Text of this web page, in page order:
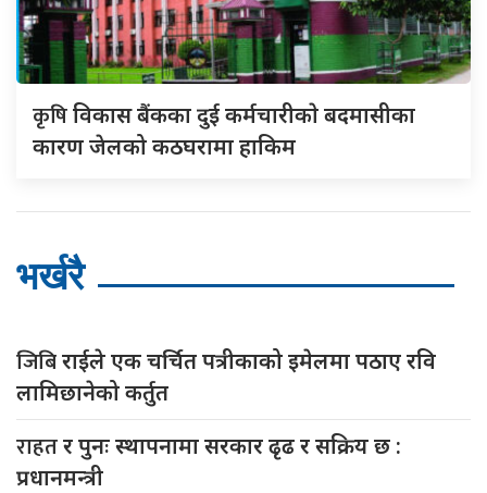
कृषिविकास बैंकका दुई कर्मचारीकाे बदमासीका
कारण जेलको कठघरामा हाकिम
भर्खरै
जिबिराईले एक चर्चित पत्रीकाको इमेलमा पठाए रवि
लामिछानेको कर्तुत
राहतर पुनः स्थापनामा सरकार ढृढ र सक्रिय छ :
प्रधानमन्त्री